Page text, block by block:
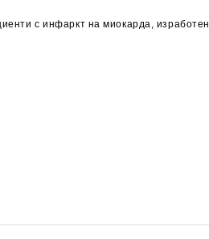
с инфаркт на миокарда,